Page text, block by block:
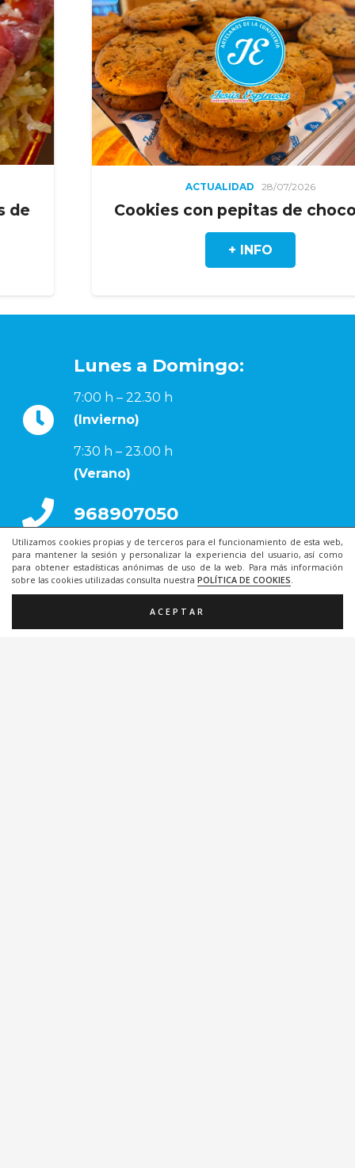
Utilizamos cookies propias y de terceros para el funcionamiento de esta web,
para mantener la sesión y personalizar la experiencia del usuario, así como
para obtener estadísticas anónimas de uso de la web. Para más información
sobre las cookies utilizadas consulta nuestra POLÍTICA DE COOKIES.
ACEPTAR
28/07/2026
Cookies con pepitas de chocolate
Lunes a Domingo:
7:00 h – 22.30 h
(Invierno)
7:30 h – 23.00 h
(Verano)
968907050
868077351